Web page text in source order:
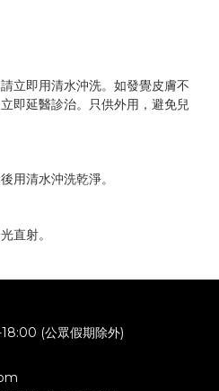
立即用清水沖洗。如發覺皮膚不
即延醫診治。只供外用，避免兒
用清水沖洗乾淨。
直射。
(公眾假期除外)